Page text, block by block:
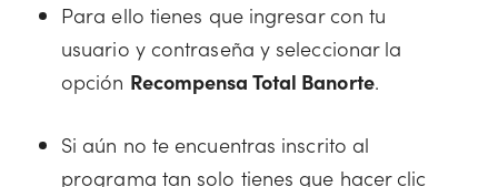
Para ello tienes que ingresar con tu
usuario y contraseña y seleccionar la
opción Recompensa Total Banorte.
Si aún no te encuentras inscrito al
programa tan solo tienes que hacer clic